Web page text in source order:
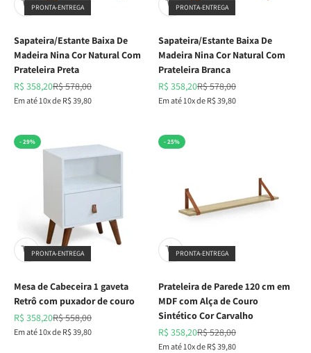
PRONTA-ENTREGA
Sapateira/Estante Baixa De
Madeira Nina Cor Natural Com
Prateleira Preta
Preço promocional
R$ 358,20Preço normal
R$ 578,00
Em até 10x de R$ 39,80
PRONTA-ENTREGA
Sapateira/Estante Baixa De
Madeira Nina Cor Natural Com
Prateleira Branca
Preço promocional
R$ 358,20Preço normal
R$ 578,00
Em até 10x de R$ 39,80
- 29%
PRONTA-ENTREGA
Mesa de Cabeceira 1 gaveta
Retrô com puxador de couro
Preço promocional
R$ 358,20Preço normal
R$ 558,00
Em até 10x de R$ 39,80
- 25%
PRONTA-ENTREGA
Prateleira de Parede 120 cm em
MDF com Alça de Couro
Sintético Cor Carvalho
Preço promocional
R$ 358,20Preço normal
R$ 528,00
Em até 10x de R$ 39,80